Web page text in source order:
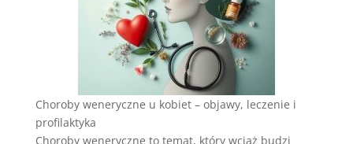
Choroby weneryczne u kobiet – objawy, leczenie i
profilaktyka
Choroby weneryczne to temat, który wciąż budzi